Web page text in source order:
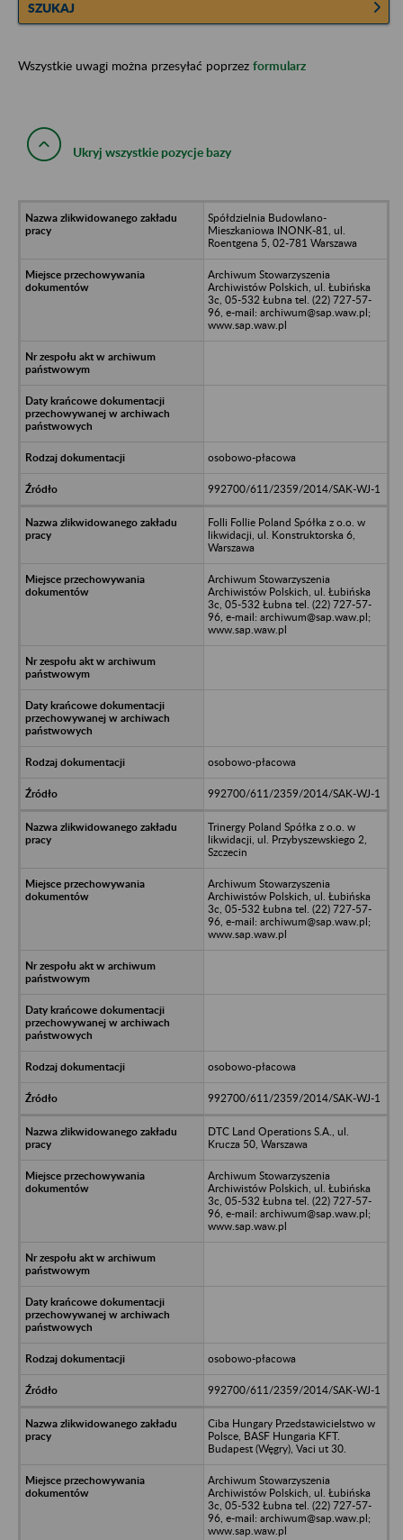
SZUKAJ
Wszystkie uwagi można przesyłać poprzez formularz
Ukryj wszystkie pozycje bazy
Spółdzielnia Budowlano-
Mieszkaniowa INONK-81, ul.
Roentgena 5, 02-781 Warszawa
Archiwum Stowarzyszenia
Archiwistów Polskich, ul. Łubińska
3c, 05-532 Łubna tel. (22) 727-57-
96, e-mail: archiwum@sap.waw.pl;
www.sap.waw.pl
osobowo-płacowa
992700/611/2359/2014/SAK-WJ-1
Folli Follie Poland Spółka z o.o. w
likwidacji, ul. Konstruktorska 6,
Warszawa
Archiwum Stowarzyszenia
Archiwistów Polskich, ul. Łubińska
3c, 05-532 Łubna tel. (22) 727-57-
96, e-mail: archiwum@sap.waw.pl;
www.sap.waw.pl
osobowo-płacowa
992700/611/2359/2014/SAK-WJ-1
Trinergy Poland Spółka z o.o. w
likwidacji, ul. Przybyszewskiego 2,
Szczecin
Archiwum Stowarzyszenia
Archiwistów Polskich, ul. Łubińska
3c, 05-532 Łubna tel. (22) 727-57-
96, e-mail: archiwum@sap.waw.pl;
www.sap.waw.pl
osobowo-płacowa
992700/611/2359/2014/SAK-WJ-1
DTC Land Operations S.A., ul.
Krucza 50, Warszawa
Archiwum Stowarzyszenia
Archiwistów Polskich, ul. Łubińska
3c, 05-532 Łubna tel. (22) 727-57-
96, e-mail: archiwum@sap.waw.pl;
www.sap.waw.pl
osobowo-płacowa
992700/611/2359/2014/SAK-WJ-1
Ciba Hungary Przedstawicielstwo w
Polsce, BASF Hungaria KFT.
Budapest (Węgry), Vaci ut 30.
Archiwum Stowarzyszenia
Archiwistów Polskich, ul. Łubińska
3c, 05-532 Łubna tel. (22) 727-57-
96, e-mail: archiwum@sap.waw.pl;
www.sap.waw.pl